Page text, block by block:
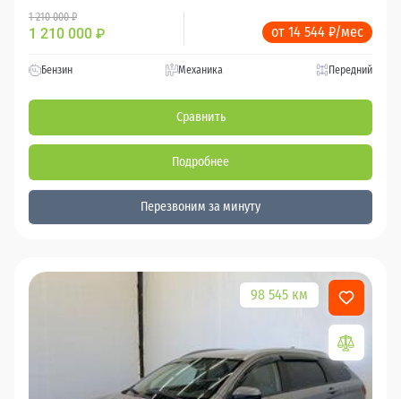
1 210 000 ₽
1 210 000 ₽ от 14 544 ₽/мес
Бензин Механика Передний
Сравнить
Подробнее
Перезвоним за минуту
98 545 км